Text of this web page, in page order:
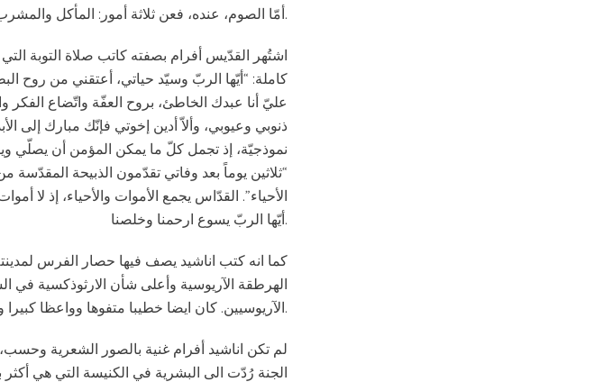
أمّا الصوم، عنده، فعن ثلاثة أمور: المأكل والمشرب والخطيئة.
اشتُهر القدّيس أفرام بصفته كاتب صلاة التوبة
كاملة: “أيّها الربّ وسيّد حياتي، أعتقني من روح
عليّ أنا عبدك الخاطئ، بروح العفّة واتّضاع
ذنوبي وعيوبي، وألاّ أدين إخوتي فإنّك مبارك إلى
نموذجيّة، إذ تجمل كلّ ما يمكن المؤمن أن يصلّي
“ثلاثين يوماً بعد وفاتي تقدّمون الذبيحة المقدّسة
الأحياء”. القدّاس يجمع الأموات والأحياء، إذ لا
أيّها الربّ يسوع ارحمنا وخلصنا.
كما انه كتب اناشيد يصف فيها حصار الفرس
الهرطقة الآريوسية وأعلى شأن الارثوذكسية في
الآريوسيين. كان ايضا خطيبا متفوها وواعظا كبيرا ومعلما بارعا.
لم تكن اناشيد أفرام غنية بالصور الشعرية وحسب،
الجنة رُدّت الى البشرية في الكنيسة التي هي